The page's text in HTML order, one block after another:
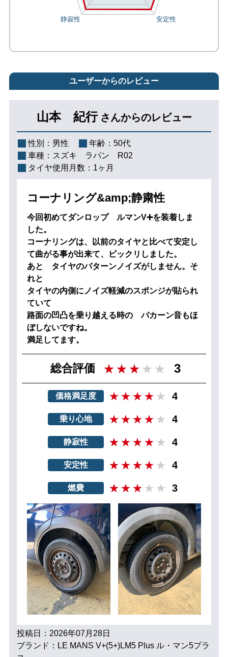
ユーザーからのレビュー
山本 紀行 さんからのレビュー
性別： 男性 年齢： 50代
車種： スズキ ラパン R02
タイヤ使用月数： 1ヶ月
コーナリング&amp;静粛性
今回初めてダンロップ ルマンV➕を装着しま
した。
コーナリングは、以前のタイヤと比べて安定し
て曲がる事が出来て、ビックリしました。
あと タイヤのパターンノイズがしません。そ
れと
タイヤの内側にノイズ軽減のスポンジが貼られ
ていて
路面の凹凸を乗り越える時の パカーン音もほ
ぼしないですね。
満足してます。
総合評価 3
価格満足度 4
乗り心地 4
静寂性 4
安定性 4
燃費 3
投稿日：2026年07月28日
ブランド：LE MANS V+(5+)LM5 Plus ル・マン5プラ